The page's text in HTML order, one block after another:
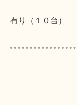
有り（１０台）